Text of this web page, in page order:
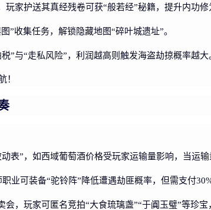
家护送其真经残卷可获“般若经”秘籍，提升内功修
”收集任务，解锁隐藏地图“碎叶城遗址”。
”与“走私风险”，利润越高则触发海盗劫掠概率越大
表”，如西域葡萄酒价格受玩家运输量影响，当运
业可装备“驼铃阵”降低遭遇劫匪概率，但需支付
会，玩家可匿名竞拍“大食琉璃盏”“于阗玉璧”等珍